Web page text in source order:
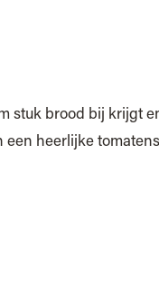
stuk brood bij krijgt
heerlijke